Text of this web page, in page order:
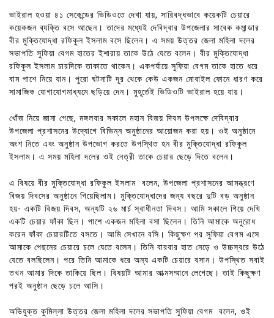
ভাইরাল হওয়া ৪১ সেকেন্ডের ভিডিওতে দেখা যায়, সারিবদ্ধভাবে কয়েকটি চেয়ারে
কয়েকজন ব্যক্তি বসে আছেন। তাদের মধ্যেই দেবিদ্বার উপজেলার সাবেক কমান্ডার
বীর মুক্তিযোদ্ধা রফিকুল ইসলাম বসে ছিলেন। এ সময় উত্তর জেলা মহিলা দলের
সভাপতি সুফিয়া বেগম হাতের ইশারায় তাকে উঠে যেতে বলেন। বীর মুক্তিযোদ্ধা
রফিকুল ইসলাম চারদিকে তাকাতে থাকেন। একপর্যায়ে সুফিয়া বেগম তাকে হাতে ধরে
বাম পাশে নিয়ে যান। পুরো ঘটনাটি দূর থেকে কেউ একজন মোবাইল ফোনে ধারণ করে
সামাজিক যোগাযোগমাধ্যমে ছড়িয়ে দেন। মুহূর্তেই ভিডিওটি ভাইরাল হয়ে যায়।
খোঁজ নিয়ে জানা গেছে, মঙ্গলবার সকালে মহান বিজয় দিবস উপলক্ষে দেবিদ্বার
উপজেলা প্রশাসনের উদ্যোগে বিভিন্ন অনুষ্ঠানের আয়োজন করা হয়। ওই অনুষ্ঠানে
অংশ নিতে এবং অনুষ্ঠান উপভোগ করতে উপস্থিত হন বীর মুক্তিযোদ্ধা রফিকুল
ইসলাম। এ সময় মহিলা দলের ওই নেত্রী তাকে চেয়ার ছেড়ে দিতে বলেন।
এ বিষয়ে বীর মুক্তিযোদ্ধা রফিকুল ইসলাম বলেন, উপজেলা প্রশাসনের আমন্ত্রণে
বিজয় দিবসের অনুষ্ঠানে গিয়েছিলাম। মুক্তিযোদ্ধাদের জন্য বছরে দুটি বড় অনুষ্ঠান
হয়- একটি বিজয় দিবস, অন্যটি ২৬ মার্চ স্বাধীনতা দিবস। আমি সকালে গিয়ে দেখি
একটি চেয়ার ফাঁকা ছিল। পাশে একজন মহিলা বসা ছিলেন। তিনি আমাকে অনুরোধ
করেন ফাঁকা চেয়ারটিতে বসতে। আমি সেখানে বসি। কিছুক্ষণ পর সুফিয়া বেগম এসে
আমাকে পেছনের চেয়ারে চলে যেতে বলেন। তিনি বারবার হাত নেড়ে ও উচ্চস্বরে উঠে
যেতে বলছিলেন। পরে তিনি আমাকে ধরে অন্য একটি চেয়ারে বসান। উপস্থিত সবাই
তখন আমার দিকে তাকিয়ে ছিল। বিষয়টি আমার আত্মসম্মানে লেগেছে। তাই কিছুক্ষণ
পরই অনুষ্ঠান ছেড়ে চলে আসি।
অভিযুক্ত কুমিল্লা উত্তর জেলা মহিলা দলের সভাপতি সুফিয়া বেগম বলেন, ওই